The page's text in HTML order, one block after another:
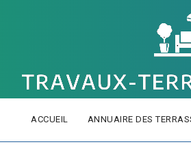
ACCUEIL ANNUAIRE DES